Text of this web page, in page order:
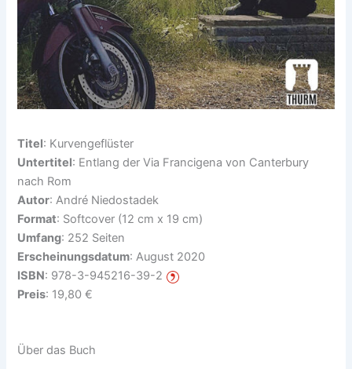
Titel: Kurvengeflüster
Untertitel: Entlang der Via Francigena von Canterbury
nach Rom
Autor: André Niedostadek
Format: Softcover (12 cm x 19 cm)
Umfang: 252 Seiten
Erscheinungsdatum: August 2020
ISBN: 978-3-945216-39-2
Preis: 19,80 €
Über das Buch